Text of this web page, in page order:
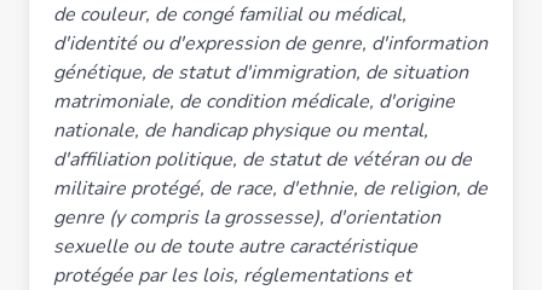
de couleur, de congé familial ou médical,
d'identité ou d'expression de genre, d'information
génétique, de statut d'immigration, de situation
matrimoniale, de condition médicale, d'origine
nationale, de handicap physique ou mental,
d'affiliation politique, de statut de vétéran ou de
militaire protégé, de race, d'ethnie, de religion, de
genre (y compris la grossesse), d'orientation
sexuelle ou de toute autre caractéristique
protégée par les lois, réglementations et